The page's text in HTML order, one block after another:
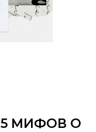
МИФОВ О